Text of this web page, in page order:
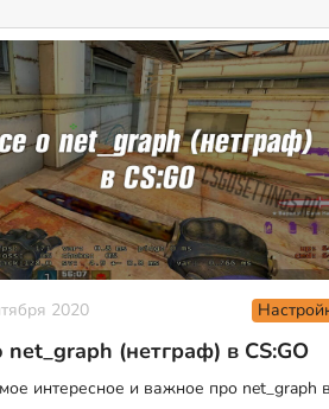
2020
net_graph (нетграф) в CS:GO
интересное и важное про net_graph в